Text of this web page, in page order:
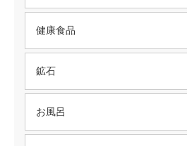
健康食品
鉱石
お風呂